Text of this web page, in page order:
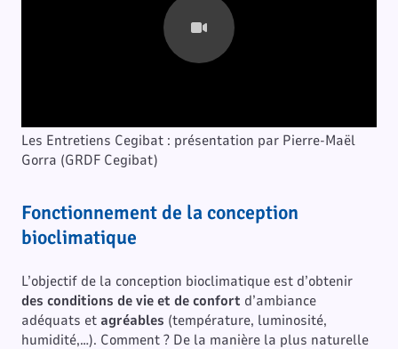
Les Entretiens Cegibat : présentation par Pierre-Maël
Gorra (GRDF Cegibat)
Fonctionnement de la conception
bioclimatique
L’objectif de la conception bioclimatique est d’obtenir
des conditions de vie et de confort d’ambiance
adéquats et agréables (température, luminosité,
humidité,…). Comment ? De la manière la plus naturelle